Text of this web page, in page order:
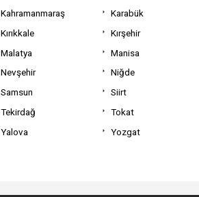
Kahramanmaraş
Karabük
Kırıkkale
Kırşehir
Malatya
Manisa
Nevşehir
Niğde
Samsun
Siirt
Tekirdağ
Tokat
Yalova
Yozgat